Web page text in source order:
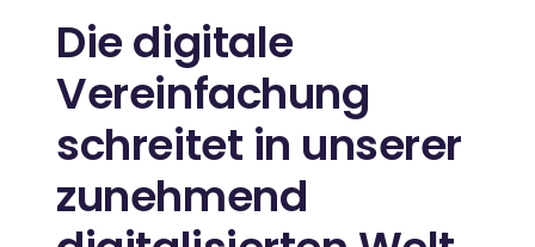
Die digitale
Vereinfachung
schreitet in unserer
zunehmend